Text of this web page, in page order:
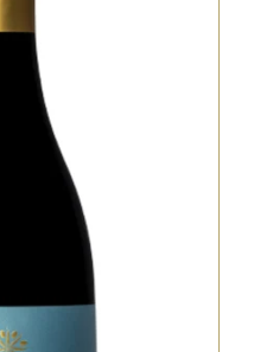
fût de chêne
plus complexe
de fruits mûrs,
et fleurs
en fût apporte du
soyeuse, tout
du Douro